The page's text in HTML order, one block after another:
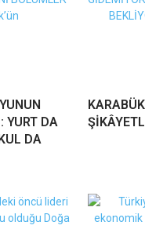
YURT DA
DA